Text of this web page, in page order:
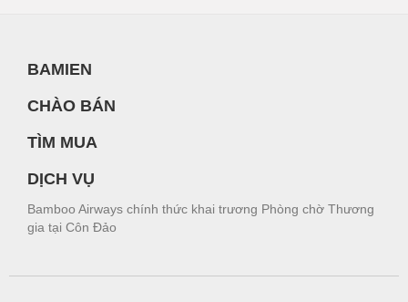
BAMIEN
CHÀO BÁN
TÌM MUA
DỊCH VỤ
Bamboo Airways chính thức khai trương Phòng chờ Thương
gia tại Côn Đảo